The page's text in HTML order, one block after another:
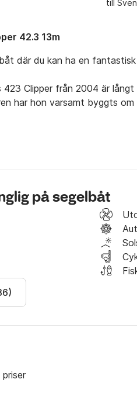
till
42.3 13m
där du kan ha en
423 Clipper från 2004 är
har hon varsamt byggts
på segelbåt